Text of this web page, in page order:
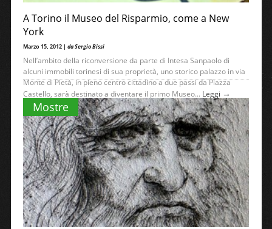
A Torino il Museo del Risparmio, come a New
York
Marzo 15, 2012 | da Sergio Bissi
Nell’ambito della riconversione da parte di Intesa Sanpaolo di
alcuni immobili torinesi di sua proprietà, uno storico palazzo in via
Monte di Pietà, in pieno centro cittadino a due passi da Piazza
Castello, sarà destinato a diventare il primo Museo... Leggi →
Mostre